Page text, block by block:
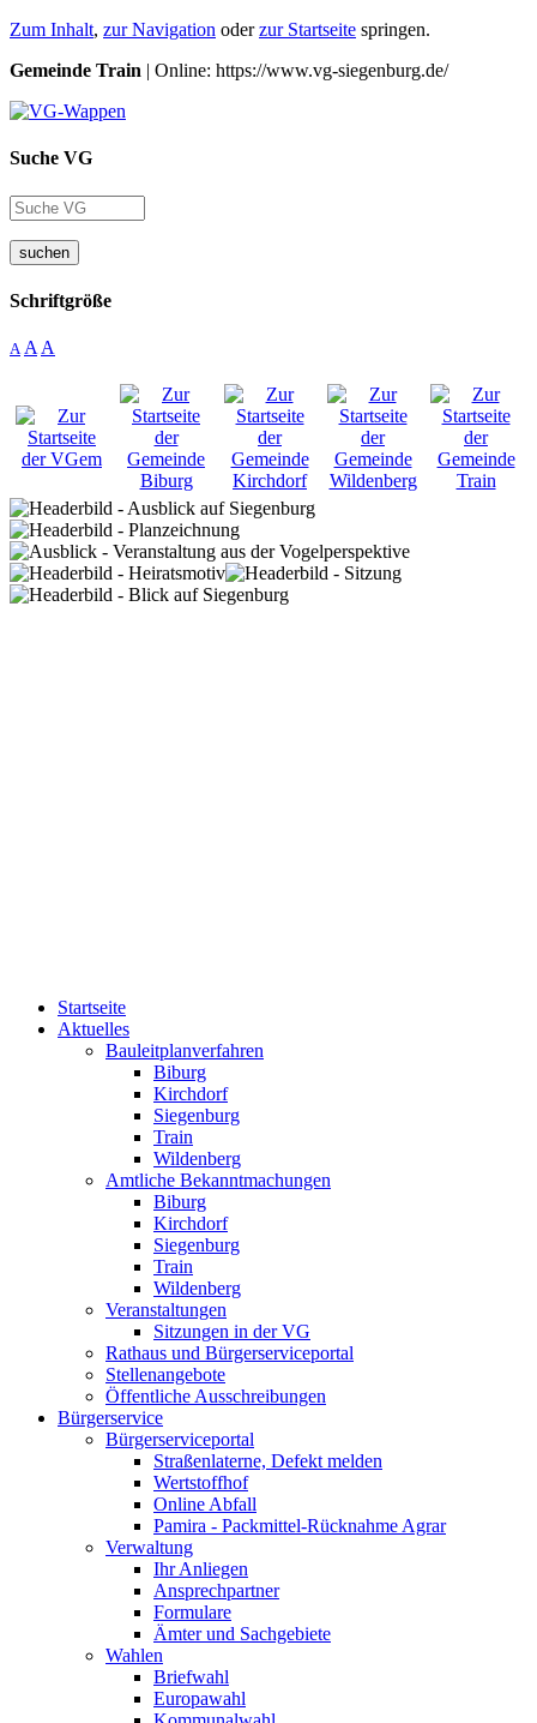
Zum Inhalt, zur Navigation oderzur Startseite springen.
Gemeinde Train | Online: https://www.vg-siegenburg.de/
Suche VG
suchen
Schriftgröße
A A A
Startseite
Aktuelles
Bauleitplanverfahren
Biburg
Kirchdorf
Siegenburg
Train
Wildenberg
Amtliche Bekanntmachungen
Biburg
Kirchdorf
Siegenburg
Train
Wildenberg
Veranstaltungen
Sitzungen in der VG
Rathaus und Bürgerserviceportal
Stellenangebote
Öffentliche Ausschreibungen
Bürgerservice
Bürgerserviceportal
Straßenlaterne, Defekt melden
Wertstoffhof
Online Abfall
Pamira - Packmittel-Rücknahme Agrar
Verwaltung
Ihr Anliegen
Ansprechpartner
Formulare
Ämter und Sachgebiete
Wahlen
Briefwahl
Europawahl